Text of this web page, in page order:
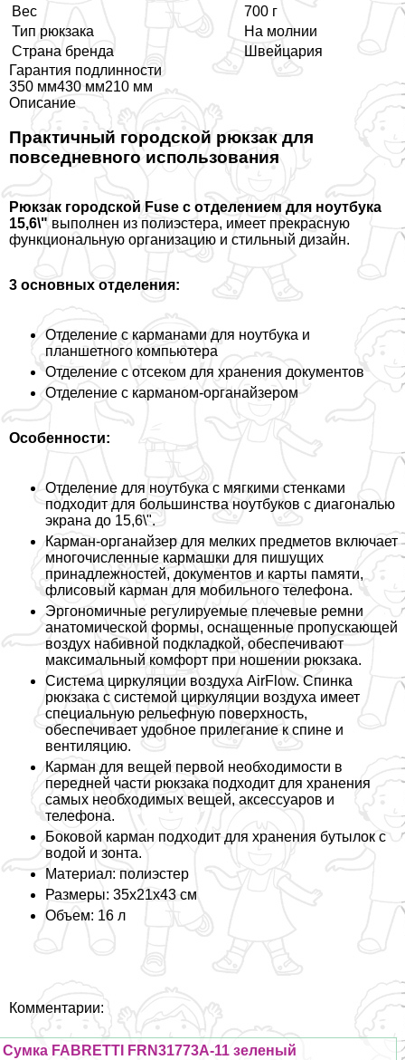
Вес
700 г
Тип рюкзака
На молнии
Страна бренда
Швейцария
Гарантия подлинности
350 мм430 мм210 мм
Описание
Пpaктичный городской рюкзак для
повседневного использования
Рюкзак городской Fuse с отделением для ноутбука
15,6\" выполнен из полиэстера, имеет прекрасную
функциональную организацию и стильный дизайн.
3 основных отделения:
Отделение с карманами для ноутбука и
планшетного компьютера
Отделение с отсеком для хранения документов
Отделение с карманом-органайзером
Особенности:
Отделение для ноутбука с мягкими стенками
подходит для большинства ноутбуков с диагональю
экрана до 15,6\".
Карман-органайзер для мелких предметов включает
многочисленные кармашки для пишущих
принадлежностей, документов и карты памяти,
флисовый карман для мобильного телефона.
Эргономичные регулируемые плечевые ремни
анатомической формы, оснащенные пропускающей
воздух набивной подкладкой, обеспечивают
максимальный комфорт при ношении рюкзака.
Система циркуляции воздуха AirFlow. Спинка
рюкзака с системой циркуляции воздуха имеет
специальную рельефную поверхность,
обеспечивает удобное прилегание к спине и
вентиляцию.
Карман для вещей первой необходимости в
передней части рюкзака подходит для хранения
самых необходимых вещей, аксессуаров и
телефона.
Боковой карман подходит для хранения бутылок с
водой и зонта.
Материал: полиэстер
Размеры: 35x21x43 см
Объем: 16 л
Комментарии:
Сумка FABRETTI FRN31773A-11 зеленый